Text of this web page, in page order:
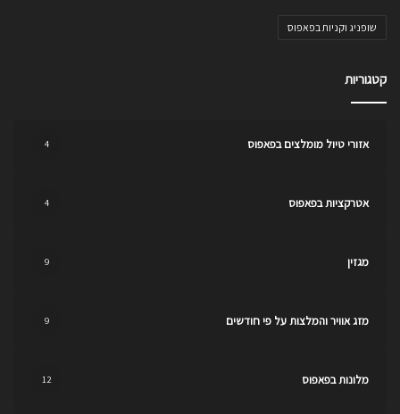
שופניג וקניות בפאפוס
קטגוריות
אזורי טיול מומלצים בפאפוס 4
אטרקציות בפאפוס 4
מגזין 9
מזג אוויר והמלצות על פי חודשים 9
מלונות בפאפוס 12